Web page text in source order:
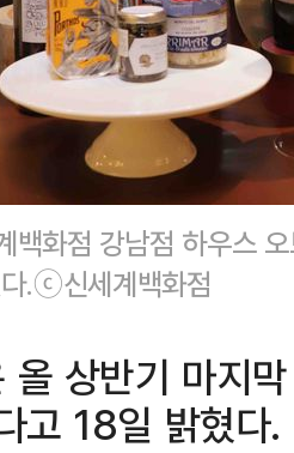
백화점 강남점 하우스
.ⓒ신세계백화점
올 상반기 마지
고 18일 밝혔다.